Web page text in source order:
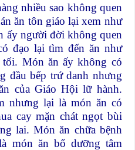
nhiều sao không quen
ăn tôn giáo lại xem như
ấy người đời không quen
đạo lại tìm đến ăn như
Món ăn ấy không có
đầu bếp trứ danh nhưng
của Giáo Hội lữ hành.
nhưng lại là món ăn có
cay mặn chát ngọt bùi
lai. Món ăn chữa bệnh
món ăn bổ dưỡng tâm